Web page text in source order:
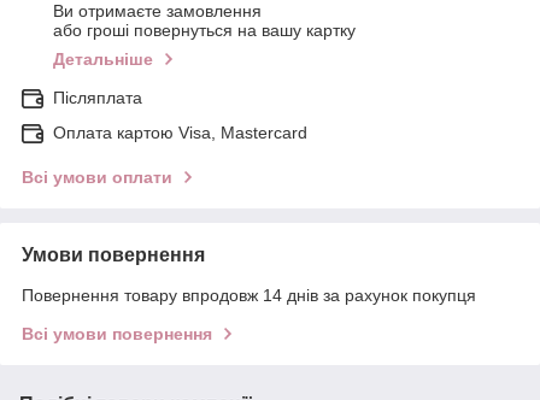
Ви отримаєте замовлення
або гроші повернуться на вашу картку
Детальніше
Післяплата
Оплата картою Visa, Mastercard
Всі умови оплати
Умови повернення
Повернення товару впродовж 14 днів за рахунок покупця
Всі умови повернення